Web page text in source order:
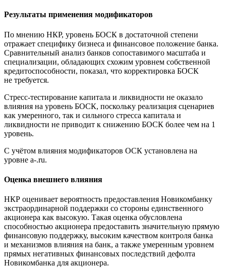
Результаты применения модификаторов
По мнению НКР, уровень БОСК в достаточной степени
отражает специфику бизнеса и финансовое положение банка.
Сравнительный анализ банков сопоставимого масштаба и
специализации, обладающих схожим уровнем собственной
кредитоспособности, показал, что корректировка БОСК
не требуется.
Стресс-тестирование капитала и ликвидности не оказало
влияния на уровень БОСК, поскольку реализация сценариев
как умеренного, так и сильного стресса капитала и
ликвидности не приводит к снижению БОСК более чем на 1
уровень.
С учётом влияния модификаторов ОСК установлена на
уровне a-.ru.
Оценка внешнего влияния
НКР оценивает вероятность предоставления Новикомбанку
экстраординарной поддержки со стороны единственного
акционера как высокую. Такая оценка обусловлена
способностью акционера предоставить значительную прямую
финансовую поддержку, высоким качеством контроля банка
и механизмов влияния на банк, а также умеренным уровнем
прямых негативных финансовых последствий дефолта
Новикомбанка для акционера.